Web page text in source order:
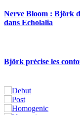
Nerve Bloom : Björk
dans Echolalia
Björk précise les